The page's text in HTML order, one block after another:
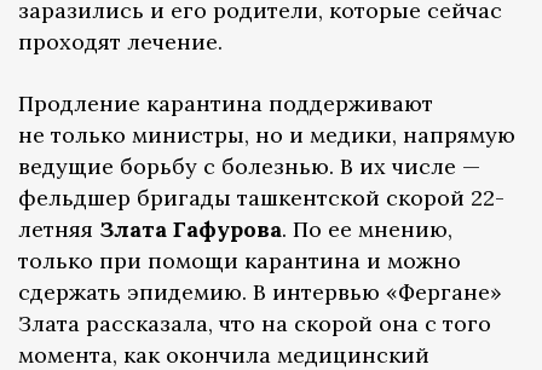
заразились и его родители, которые сейчас
проходят лечение.
Продление карантина поддерживают
не только министры, но и медики, напрямую
ведущие борьбу с болезнью. В их числе —
фельдшер бригады ташкентской скорой 22-
летняя Злата Гафурова. По ее мнению,
только при помощи карантина и можно
сдержать эпидемию. В интервью «Фергане»
Злата рассказала, что на скорой она с того
момента, как окончила медицинский